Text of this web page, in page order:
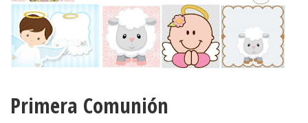
Primera Comunión